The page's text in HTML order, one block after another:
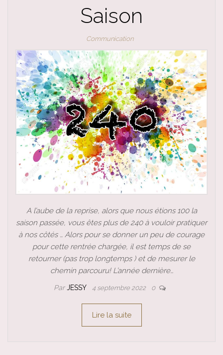
Saison
Communication
A l’aube de la reprise, alors que nous étions 100 la
saison passée, vous êtes plus de 240 à vouloir pratiquer
à nos côtés … Alors pour se donner un peu de courage
pour cette rentrée chargée, il est temps de se
retourner (pas trop longtemps ) et de mesurer le
chemin parcouru! L’année dernière…
ParJESSY 4 septembre 2022 0
Lire la suite